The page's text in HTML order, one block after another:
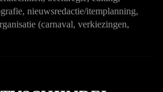
nieuwsredactie/itemplanning,
(carnaval, verkiezingen,